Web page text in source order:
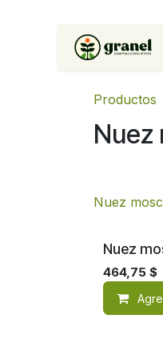
Ir al contenido
Productos
Nuez
Nuez
Nuez
464,75 $